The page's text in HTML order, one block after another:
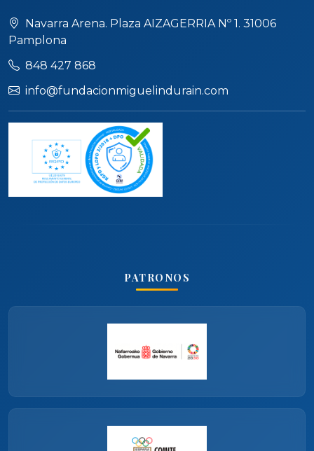
Navarra Arena. Plaza AIZAGERRIA Nº 1. 31006
Pamplona
848 427 868
info@fundacionmiguelindurain.com
PATRONOS